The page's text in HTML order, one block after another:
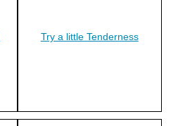
Try a little Tenderness